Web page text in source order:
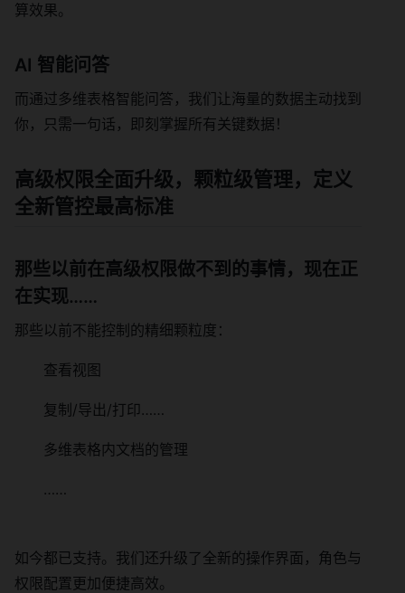
算效果。
AI 智能问答
而通过多维表格智能问答，我们让海量的数据主动找到
你，只需一句话，即刻掌握所有关键数据！
高级权限全面升级，颗粒级管理，定义
全新管控最高标准
那些以前在高级权限做不到的事情，现在正
在实现……
那些以前不能控制的精细颗粒度：
查看视图
复制/导出/打印……
多维表格内文档的管理
……
如今都已支持。我们还升级了全新的操作界面，角色与
权限配置更加便捷高效。